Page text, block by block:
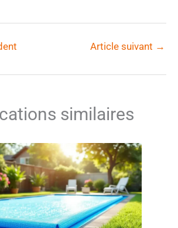
Article suivant →
similaires